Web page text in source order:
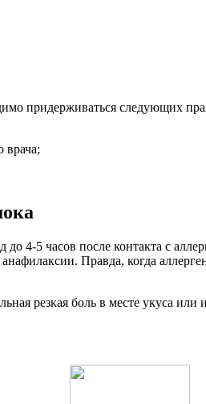
придерживаться следующих
врача;
4-5 часов после контакта с
Правда, когда
резкая боль в месте укуса или